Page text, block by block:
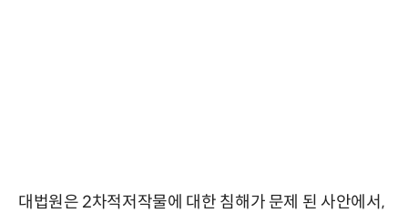
대법원은 2차적저작물에 대한 침해가 문제 된 사안에서,